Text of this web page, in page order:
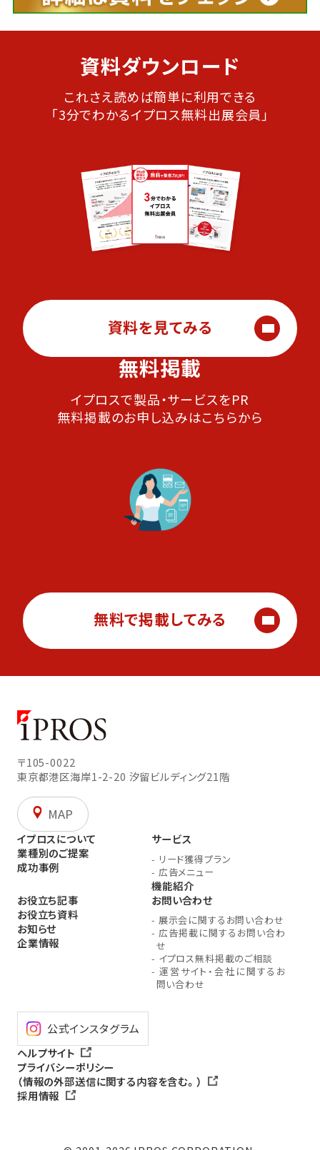
資料ダウンロード
これさえ読めば簡単に利用できる
「3分でわかるイプロス無料出展会員」
資料を見てみる
無料掲載
イプロスで製品・サービスをPR
無料掲載のお申し込みはこちらから
無料で掲載してみる
〒105-0022
東京都港区海岸1-2-20 汐留ビルディング21階
MAP
イプロスについて
業種別のご提案
成功事例
サービス
- リード獲得プラン
- 広告メニュー
機能紹介
お役立ち記事
お役立ち資料
お知らせ
企業情報
お問い合わせ
- 展示会に関するお問い合わせ
- 広告掲載に関するお問い合わ
せ
- イプロス無料掲載のご相談
- 運営サイト・会社に関するお
問い合わせ
公式インスタグラム
ヘルプサイト
プライバシーポリシー
（情報の外部送信に関する内容を含む。）
採用情報